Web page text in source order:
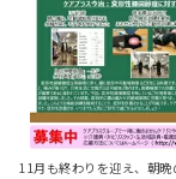
11月も終わりを迎え、朝